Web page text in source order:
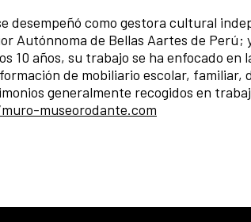
desempeñó como gestora cultural
Autónnoma de Bellas Aartes de Perú;
10 años, su trabajo se ha enfocado
de mobiliario escolar, familiar,
generalmente recogidos en
museorodante.com